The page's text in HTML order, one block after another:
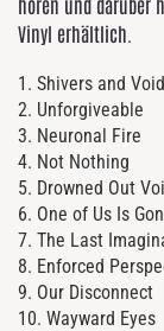
hören und darüber
Vinyl erhältlich.
1. Shivers and
2. Unforgiveable
3. Neuronal Fire
4. Not Nothing
5. Drowned Out
6. One of Us Is
7. The Last
8. Enforced
9. Our Disconnect
10. Wayward Eyes